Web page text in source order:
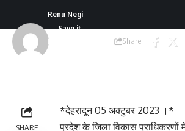
Last updated:
Renu Negi
Share
SHARE
*देहरादून 05 अक्टुबर 2023 ।*
प्रदेश के जिला विकास प्राधिकरणों